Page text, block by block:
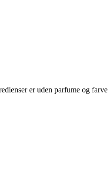
er uden parfume og farve